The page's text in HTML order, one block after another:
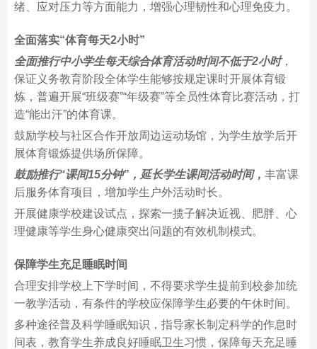
绪、应对压力等方面能力，增强心理韧性和心理免疫力。
全面落实“体育每天2小时”
全面推行中小学生每天综合体育活动时间不低于2小时，
保证义务教育阶段全体学生能够按规定课时开展体育锻
炼，普遍开展“班级赛”“年级赛”等全员性体育比赛活动，打
造“能出汗”的体育课。
鼓励学校与社区合作开放周边运动场馆，为学生放学后开
展体育锻炼提供场所保障。
鼓励推行“课间15分钟”，延长学生课间活动时间， 丰富课
后服务体育项目，增加学生户外活动时长。
开展健康学校建设试点，探索一揽子解决近视、肥胖、心
理健康等学生身心健康突出问题的有效机制模式。
保障学生充足睡眠时间
合理安排学校上下学时间，不得要求学生提前到校参加统
一教学活动，有条件的学校应保障学生必要的午休时间。
多种途径普及科学睡眠知识，指导家长制定科学的作息时
间表，教育学生养成良好睡眠卫生习惯，保障每天充足睡